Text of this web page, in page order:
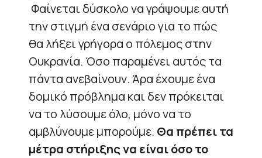
Φαίνεται δύσκολο να γράψουμε αυτή
την στιγμή ένα σενάριο για το πώς
θα λήξει γρήγορα ο πόλεμος στην
Ουκρανία. Όσο παραμένει αυτός τα
πάντα ανεβαίνουν. Άρα έχουμε ένα
δομικό πρόβλημα και δεν πρόκειται
να το λύσουμε όλο, μόνο να το
αμβλύνουμε μπορούμε. Θα πρέπει τα
μέτρα στήριξης να είναι όσο το